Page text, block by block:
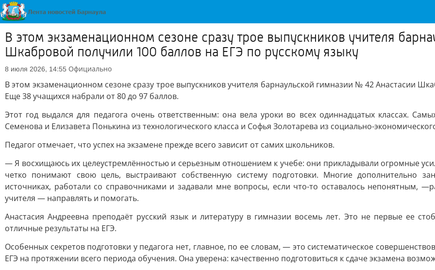
В этом экзаменационном сезоне сразу трое выпускников учителя
Шкабровой получили 100 баллов на ЕГЭ по русскому языку
8 июля 2026, 14:55 Официально
В этом экзаменационном сезоне сразу трое выпускников учителя барнаульской гимназии № 42 Анастасии
Еще 38 учащихся набрали от 80 до 97 баллов.
Этот год выдался для педагога очень ответственным: она вела уроки во всех одиннадцатых классах.
Семенова и Елизавета Понькина из технологического класса и Софья Золотарева из социально-
Педагог отмечает, что успех на экзамене прежде всего зависит от самих школьников.
— Я восхищаюсь их целеустремлённостью и серьезным отношением к учебе: они прикладывали огромные
четко понимают свою цель, выстраивают собственную систему подготовки. Многие дополнительно
источниках, работали со справочниками и задавали мне вопросы, если что-то оставалось непонятным,
учителя — направлять и помогать.
Анастасия Андреевна преподаёт русский язык и литературу в гимназии восемь лет. Это не первые ее
отличные результаты на ЕГЭ.
Особенных секретов подготовки у педагога нет, главное, по ее словам, — это систематическое
ЕГЭ на протяжении всего периода обучения. Она уверена: качественно подготовиться к сдаче экзамена